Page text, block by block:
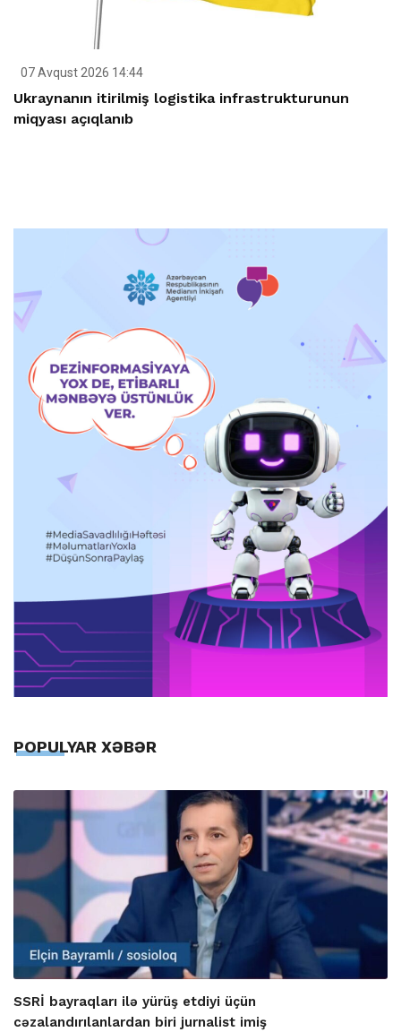
07 Avqust 2026 14:44
Ukraynanın itirilmiş logistika infrastrukturunun
miqyası açıqlanıb
POPULYAR XƏBƏR
SSRİ bayraqları ilə yürüş etdiyi üçün
cəzalandırılanlardan biri jurnalist imiş